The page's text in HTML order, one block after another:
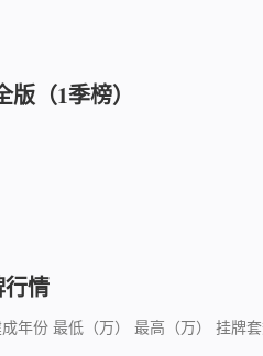
（1季榜）
情
年份 最低（万） 最高（万） 挂牌